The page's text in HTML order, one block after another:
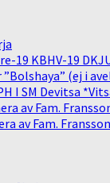
19 KBHV-19
(ej i
I SM Devitsa
av Fam.
av Fam. Fransson